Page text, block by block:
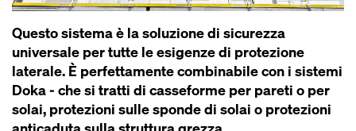
Questo sistema è la soluzione di sicurezza
universale per tutte le esigenze di protezione
laterale. È perfettamente combinabile con i sistemi
Doka - che si tratti di cas­seforme per pareti o per
solai, protezioni sulle sponde di solai o protezioni